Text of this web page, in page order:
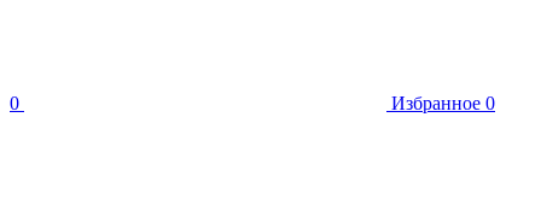
0 Избранное 0